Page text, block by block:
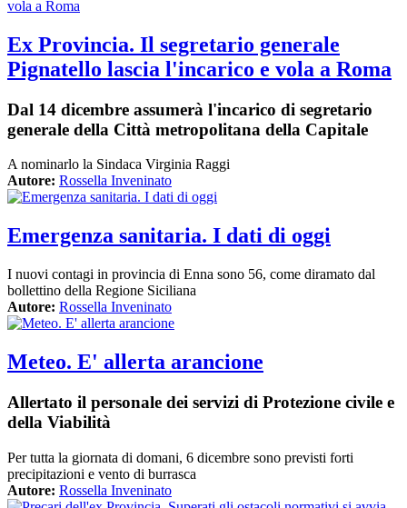
Ex Provincia. Il segretario generale
Pignatello lascia l'incarico e vola a Roma
Dal 14 dicembre assumerà l'incarico di segretario
generale della Città metropolitana della Capitale
A nominarlo la Sindaca Virginia Raggi
Autore: Rossella Inveninato
Emergenza sanitaria. I dati di oggi
I nuovi contagi in provincia di Enna sono 56, come diramato dal
bollettino della Regione Siciliana
Autore: Rossella Inveninato
Meteo. E' allerta arancione
Allertato il personale dei servizi di Protezione civile e
della Viabilità
Per tutta la giornata di domani, 6 dicembre sono previsti forti
precipitazioni e vento di burrasca
Autore: Rossella Inveninato